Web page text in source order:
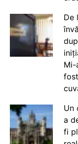
De
Mi-
Un
a
fi